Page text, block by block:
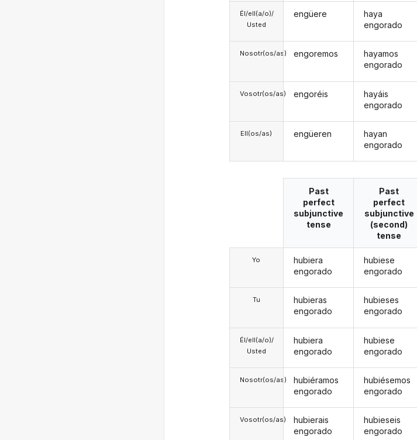
Él/ell(a/o)/
Usted
Nosotr(os/as)
Vosotr(os/as)
Ell(os/as)
engüere
engoremos
engoréis
engüeren
haya
engorado
hayamos
engorado
hayáis
engorado
hayan
engorado
Yo
Tu
Él/ell(a/o)/
Usted
Nosotr(os/as)
Vosotr(os/as)
Past
perfect
subjunctive
tense
hubiera
engorado
hubieras
engorado
hubiera
engorado
hubiéramos
engorado
hubierais
engorado
Past
perfect
subjunctive
(second)
tense
hubiese
engorado
hubieses
engorado
hubiese
engorado
hubiésemos
engorado
hubieseis
engorado